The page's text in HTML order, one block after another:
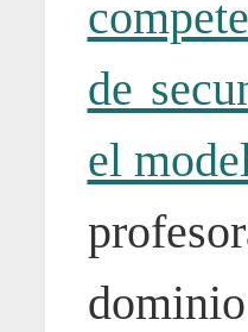
de
el